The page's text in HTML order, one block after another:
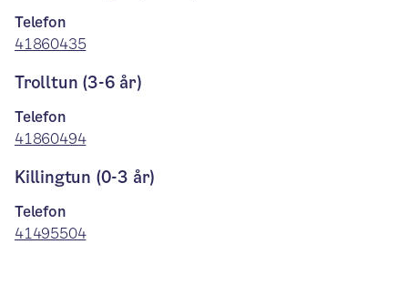
Telefon
41860435
Trolltun (3-6 år)
Telefon
41860494
Killingtun (0-3 år)
Telefon
41495504